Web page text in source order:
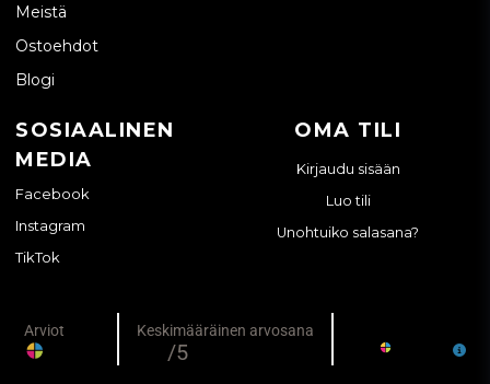
Meistä
Ostoehdot
Blogi
SOSIAALINEN
MEDIA
Facebook
Instagram
TikTok
OMA TILI
Kirjaudu sisään
Luo tili
Unohtuiko salasana?